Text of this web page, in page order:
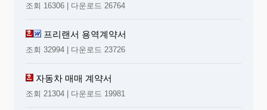
조회 16306 | 다운로드 26764
프리랜서 용역계약서
조회 32994 | 다운로드 23726
자동차 매매 계약서
조회 21304 | 다운로드 19981